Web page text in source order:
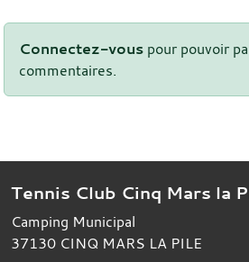
Connectez-vous pour pouvoir
commentaires.
Tennis Club Cinq Mars la
Camping Municipal
37130 CINQ MARS LA PILE